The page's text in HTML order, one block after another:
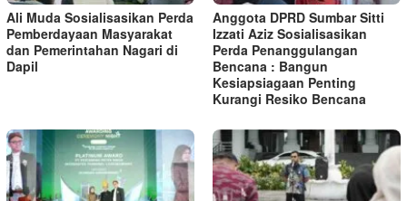
Ali Muda Sosialisasikan Perda
Pemberdayaan Masyarakat
dan Pemerintahan Nagari di
Dapil
Anggota DPRD Sumbar Sitti
Izzati Aziz Sosialisasikan
Perda Penanggulangan
Bencana : Bangun
Kesiapsiagaan Penting
Kurangi Resiko Bencana